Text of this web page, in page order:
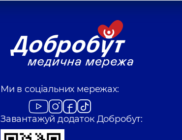
Ми в соціальних мережах:
Завантажуй додаток Добробут: